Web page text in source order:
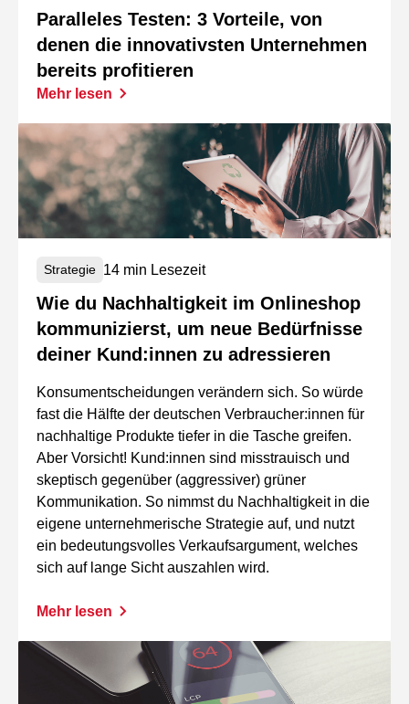
Paralleles Testen: 3 Vorteile, von
denen die innovativsten Unternehmen
bereits profitieren
Mehr lesen
Strategie 14 min Lesezeit
Wie du Nachhaltigkeit im Onlineshop
kommunizierst, um neue Bedürfnisse
deiner Kund:innen zu adressieren
Konsumentscheidungen verändern sich. So würde
fast die Hälfte der deutschen Verbraucher:innen für
nachhaltige Produkte tiefer in die Tasche greifen.
Aber Vorsicht! Kund:innen sind misstrauisch und
skeptisch gegenüber (aggressiver) grüner
Kommunikation. So nimmst du Nachhaltigkeit in die
eigene unternehmerische Strategie auf, und nutzt
ein bedeutungsvolles Verkaufsargument, welches
sich auf lange Sicht auszahlen wird.
Mehr lesen